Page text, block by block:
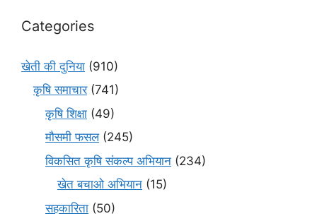
Categories
खेती की दुनिया (910)
कृषि समाचार(741)
कृषि शिक्षा (49)
मौसमी फसल(245)
विकसित कृषि संकल्प अभियान (234)
खेत बचाओ अभियान (15)
सहकारिता (50)